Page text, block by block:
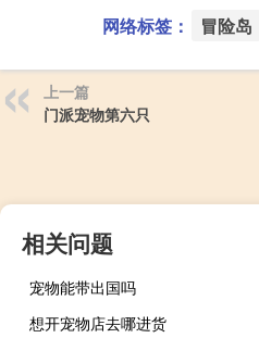
网络标签： 冒险岛
上一篇
门派宠物第六只
相关问题
宠物能带出国吗
想开宠物店去哪进货